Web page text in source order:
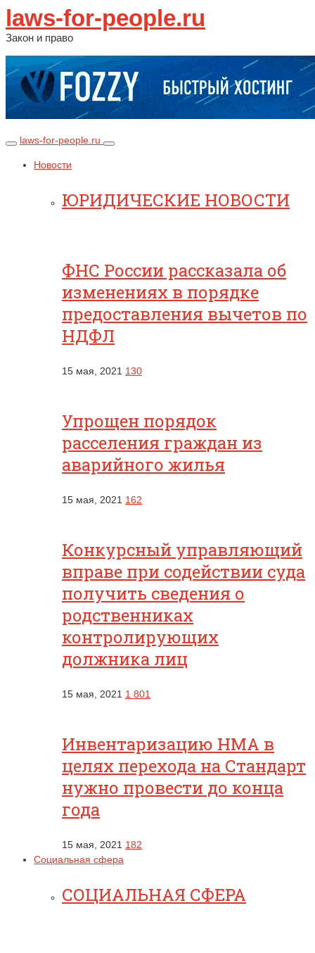
laws-for-people.ru
Закон и право
laws-for-people.ru
Новости
ЮРИДИЧЕСКИЕ НОВОСТИ
ФНС России рассказала об
изменениях в порядке
предоставления вычетов по
НДФЛ
15 мая, 2021 130
Упрощен порядок
расселения граждан из
аварийного жилья
15 мая, 2021 162
Конкурсный управляющий
вправе при содействии суда
получить сведения о
родственниках
контролирующих
должника лиц
15 мая, 2021 1 801
Инвентаризацию НМА в
целях перехода на Стандарт
нужно провести до конца
года
15 мая, 2021 182
Социальная сфера
СОЦИАЛЬНАЯ СФЕРА